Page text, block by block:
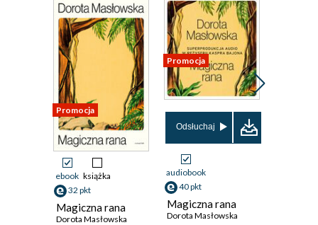
Promocja
ebook książka
32 pkt
Magiczna rana
Dorota Masłowska
Promocja
Odsłuchaj
audiobook
40 pkt
Magiczna rana
Dorota Masłowska